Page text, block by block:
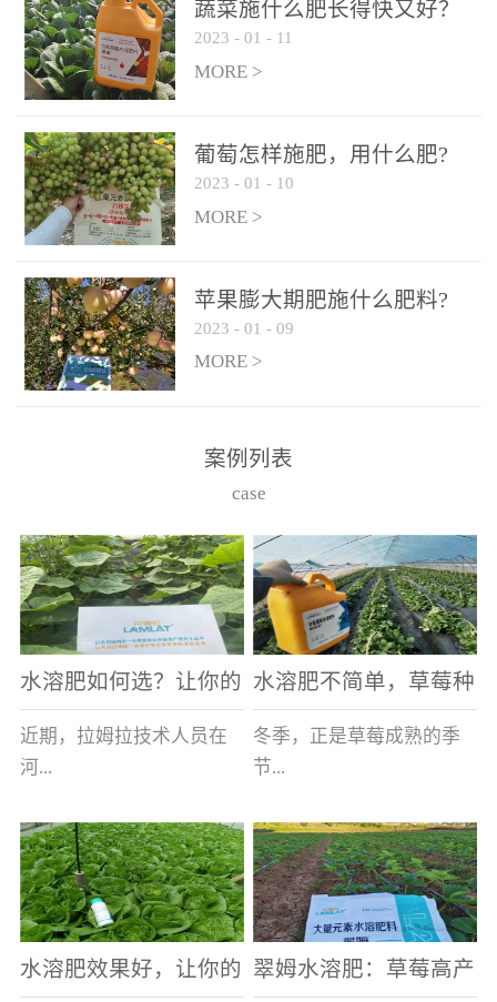
合大量元素水溶肥一起使
用，促使果实膨大，果肉
饱满，品质好，果、枝健
后期∶冲施、滴灌2.5-5kg/
亩/次配合大量元素水溶肥
一起使用，果实转色均
匀，口感好，糖度提高，
预防枝叶早衰。5、叶面喷
施︰浓度800-1500倍（1-
6kg/公顷，间隔10-14天一
次，喷1-3次。
合大量元素水溶肥一起使
后期∶冲施、滴灌2.5-5kg/
亩/次配合大量元素水溶肥
施︰浓度800-1500倍（1-
蔬菜施什么肥长得快又好？
2023 - 01 - 11
MORE >
葡萄怎样施肥，用什么肥?
2023 - 01 - 10
MORE >
苹果膨大期肥施什么肥料?
2023 - 01 - 09
MORE >
案例列表
case
水溶肥如何选？让你的
老棚土好产量高
近期，拉姆拉技术人员在
河...
南走访时，发现当地许多
蔬菜产区，老棚数量占多
数，连年的重茬、土壤板
结等原因，导致土壤差，
作物根系...
水溶肥不简单，草莓种
植户指名要使用
冬季，正是草莓成熟的季
节...
，也是山东窦大哥开心的
时刻，从一大早接到收购
商的电话，就开始在草莓
大棚里忙碌。为什么窦大
哥家的草...
水溶肥效果好，让你的 翠姆水溶肥：草莓高产